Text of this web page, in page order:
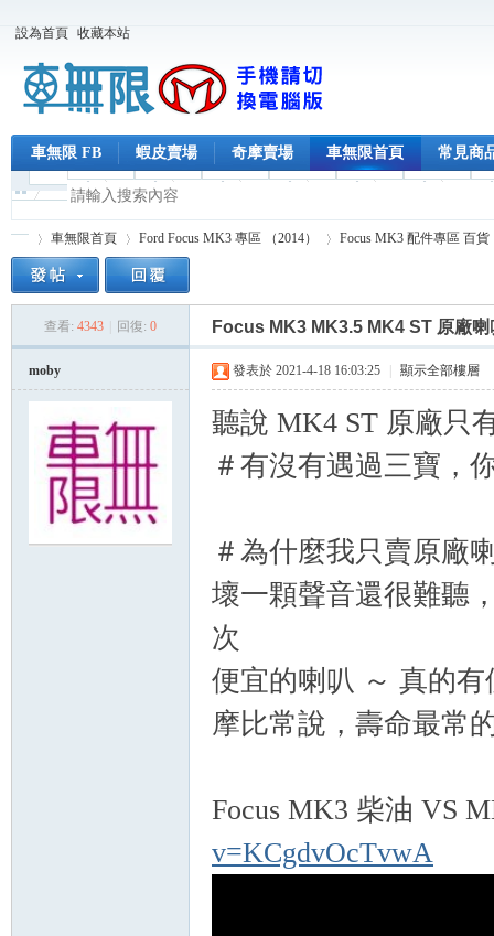
設為首頁 收藏本站
車無限 FB 蝦皮賣場 奇摩賣場 車無限首頁 常見商
車無限首頁
›
Ford Focus MK3 專區 （2014）
›
Focus MK3 配件專區 百貨
›
查看: 4343 回復: 0 Focus MK3 MK3.5 MK4 ST 原廠
moby 發表於 2021-4-18 16:03:25 顯示全部樓層
聽說 MK4 ST 原廠只
＃有沒有遇過三寶，
＃為什麼我只賣原廠
壞一顆聲音還很難聽
次
便宜的喇叭 ～ 真的
摩比常說，壽命最常
Focus MK3 柴油 VS
v=KCgdvOcTvwA